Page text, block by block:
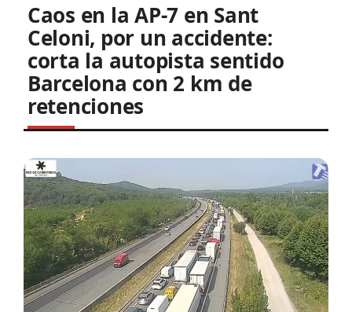
Caos en la AP-7 en Sant
Celoni, por un accidente:
corta la autopista sentido
Barcelona con 2 km de
retenciones